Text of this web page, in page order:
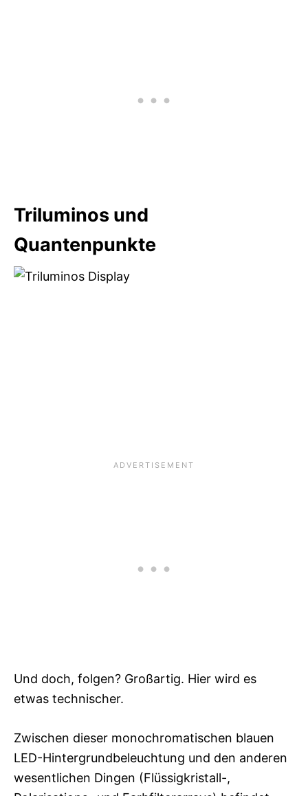
Triluminos und
Quantenpunkte
Und doch, folgen? Großartig. Hier wird es
etwas technischer.
Zwischen dieser monochromatischen blauen
LED-Hintergrundbeleuchtung und den anderen
wesentlichen Dingen (Flüssigkristall-,